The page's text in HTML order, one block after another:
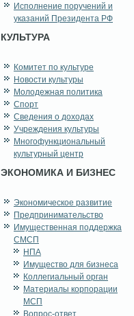
Исполнение поручений и
указаний Президента РФ
КУЛЬТУРА
Комитет по культуре
Новости культуры
Молодежная политика
Спорт
Сведения о доходах
Учреждения культуры
Многофункциональный
культурный центр
ЭКОНОМИКА И БИЗНЕС
Экономическое развитие
Предпринимательство
Имущественная поддержка
СМСП
НПА
Имущество для бизнеса
Коллегиальный орган
Материалы корпорации
МСП
Вопрос-ответ